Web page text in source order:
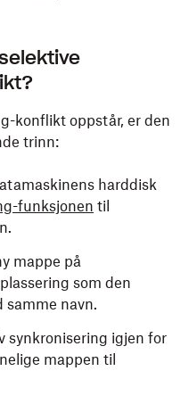
konflikt oppstår, er den
trinn:
harddisk
funksjonen til
mappe på
som den
samme navn.
synkronisering igjen for
mappen til